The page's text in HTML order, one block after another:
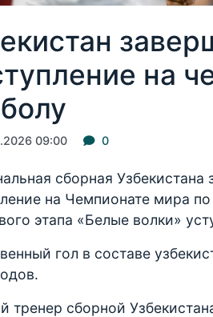
на
09:00 0
сборная
на Чемпионате мира
этапа «Белые волки»
гол в составе
тренер сборной